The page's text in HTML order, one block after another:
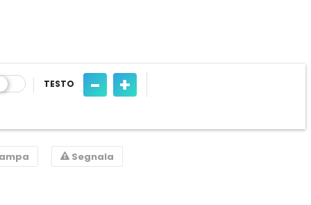
TESTO - +
Segnala